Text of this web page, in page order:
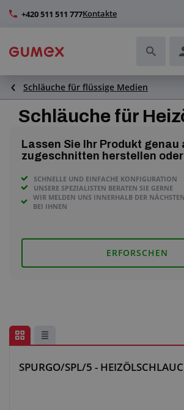
+420 511 511 777Kontakte
Schläuche und deren Komplettierung
Profile und Herstellung von Dichtungen
Technische Kunststoffe
Transportbänder und Montage
Weitere Gummi- und Kunststoffprodukte
Über uns
Schläuche für flüssige Medien
Schläuche für
Lassen Sie Ihr Produkt genau
zugeschnitten herstellen
SCHNELLE UND EINFACHE KONFIGURATION
UNSERE SPEZIALISTEN BERATEN SIE GERNE
WIR MELDEN UNS INNERHALB DER
BEI IHNEN
ERFORSCHEN
SPURGO/SPL/5 -